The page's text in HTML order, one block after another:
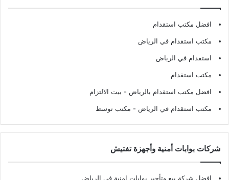
افضل مكتب استقدام
مكتب استقدام في الرياض
استقدام في الرياض
مكتب استقدام
افضل مكتب استقدام بالرياض - بيت الالتزام
مكتب استقدام في الرياض - مكتب توسط
شركات بوابات أمنية وأجهزة تفتيش
افضل شركة بيع وتأجير بوابات امنية في الرياض